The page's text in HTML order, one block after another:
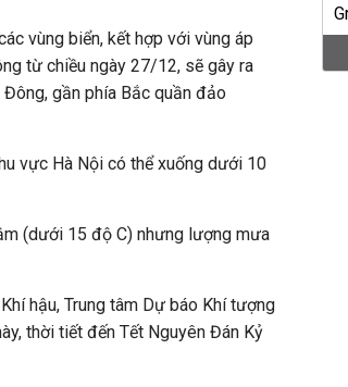
vùng biển, kết hợp với vùng áp
từ chiều ngày 27/12, sẽ gây ra
gần phía Bắc quần đảo
vực Hà Nội có thể xuống dưới 10
(dưới 15 độ C) nhưng lượng mưa
hậu, Trung tâm Dự báo Khí tượng
thời tiết đến Tết Nguyên Đán Kỷ